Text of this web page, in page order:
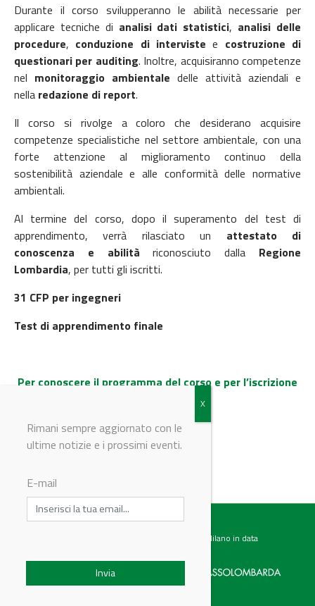
Durante il corso svilupperanno le abilità necessarie per
applicare tecniche di analisi dati statistici, analisi delle
procedure, conduzione di interviste e costruzione di
questionari per auditing. Inoltre, acquisiranno competenze
nel monitoraggio ambientale delle attività aziendali e
nella redazione di report.
Il corso si rivolge a coloro che desiderano acquisire
competenze specialistiche nel settore ambientale, con una
forte attenzione al miglioramento continuo della
sostenibilità aziendale e alle conformità delle normative
ambientali.
Al termine del corso, dopo il superamento del test di
apprendimento, verrà rilasciato un attestato di
conoscenza e abilità riconosciuto dalla Regione
Lombardia, per tutti gli iscritti.
31 CFP per ingegneri
Test di apprendimento finale
Per conoscere il programma del corso e per l’iscrizione
© Riproduzione riservata
Testata giornalistica registrata presso il Tribunale di Milano in data
Rimani sempre aggiornato con le
ultime notizie e i prossimi eventi.
E-mail